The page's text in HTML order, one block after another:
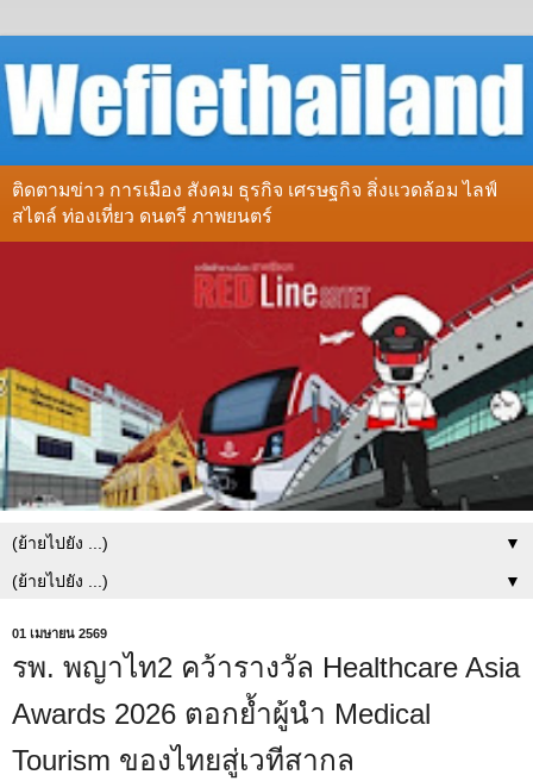
ติดตามข่าว การเมือง สังคม ธุรกิจ เศรษฐกิจ สิ่งแวดล้อม ไลฟ์
สไตล์ ท่องเที่ยว ดนตรี ภาพยนตร์
▼
▼
01 เมษายน 2569
รพ. พญาไท2 คว้ารางวัล Healthcare Asia
Awards 2026 ตอกย้ำผู้นำ Medical
Tourism ของไทยสู่เวทีสากล